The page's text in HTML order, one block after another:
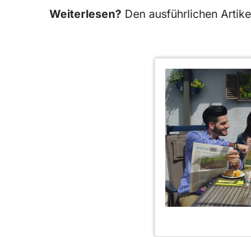
Weiterlesen? Den ausführlichen